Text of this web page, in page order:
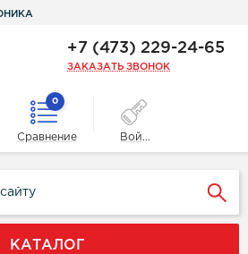
+7 (473) 229-24-65
ЗАКАЗАТЬ ЗВОНОК
0
Сравнение Войти
КАТАЛОГ